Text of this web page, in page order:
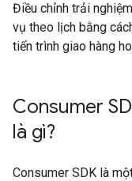
Điều chỉnh trải
vụ theo lịch bằng
tiến trình giao hàng
Consumer
là gì?
Consumer SDK là